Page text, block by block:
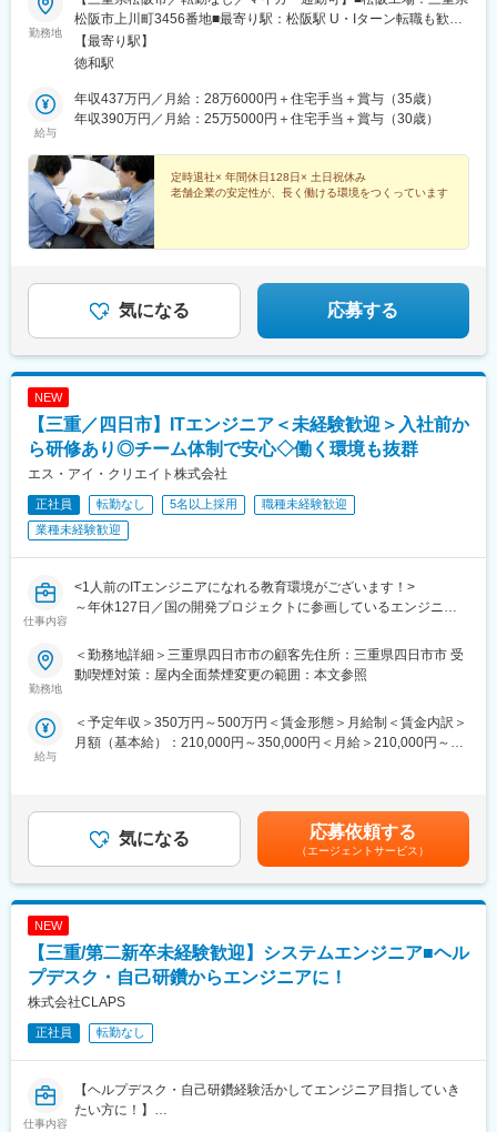
勤務地
松阪市上川町3456番地■最寄り駅：松阪駅 U・Iターン転職も歓
迎！-----------------------★☆遠方からお越しの方は、公共交通機関が
発行した領収書をご持参いただければ面接交通費を支給します！
「待遇・福利厚生 各種制度」欄をご確認ください。※受動喫煙対
策：オフィス内禁煙※無料駐車場あり
【最寄り駅】
徳和駅
給与
年収437万円／月給：28万6000円＋住宅手当＋賞与（35歳）
年収390万円／月給：25万5000円＋住宅手当＋賞与（30歳）
定時退社× 年間休日128日× 土日祝休み
老舗企業の安定性が、長く働ける環境をつくっています
気になる 応募する
NEW
【三重／四日市】ITエンジニア＜未経験歓迎＞入社前か
ら研修あり◎チーム体制で安心◇働く環境も抜群
エス・アイ・クリエイト株式会社
正社員 転勤なし 5名以上採用
職種未経験歓迎
業種未経験歓迎
仕事内容
<1人前のITエンジニアになれる教育環境がございます！>
～年休127日／国の開発プロジェクトに参画しているエンジニア
イアンスが守られた環境で働くことが可能／残業時間約10～20h
と労働時間管理も◎／長期開発案件メイン◎／提案力やマネジメ
■概要：
当社は航空宇宙、自動車、電子部品といった各分野の大手メーカ
応じて様々な工程に携わる事ができます。実績を積めば、希望の
開発プロジェクトに参加できる可能性があります。
■プロジェクト例：
○航空宇宙分野…製造工程管理システム、部品管理システム等
○半導体分野…基盤の生産管理システム、他
■言語・環境：
Java、C#、C、ASP、NET、PL/SQL 他
■組織体制：
環境があり常に先輩社員のフォローが受けられます。案件は必ず
チームに配属されますので、先輩から技術や仕事の進め方をしっ
勤務地
＜勤務地詳細＞三重県四日市市の顧客先住所：三重県四日市市 受
動喫煙対策：屋内全面禁煙変更の範囲：本文参照
給与
＜予定年収＞350万円～500万円＜賃金形態＞月給制＜賃金内訳＞
月額（基本給）：210,000円～350,000円＜月給＞210,000円～
金額であり、選考を通じて上下する可能性があります。月給(月額)
は固定手当を含めた表記です。
気になる 応募依頼する
（エージェントサービス）
NEW
【三重/第二新卒未経験歓迎】システムエンジニア■ヘル
プデスク・自己研鑽からエンジニアに！
株式会社CLAPS
正社員 転勤なし
仕事内容
【ヘルプデスク・自己研鑽経験活かしてエンジニア目指していき
たい方に！】